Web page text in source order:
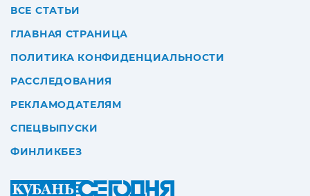
ВСЕ СТАТЬИ
ГЛАВНАЯ СТРАНИЦА
ПОЛИТИКА КОНФИДЕНЦИАЛЬНОСТИ
РАССЛЕДОВАНИЯ
РЕКЛАМОДАТЕЛЯМ
СПЕЦВЫПУСКИ
ФИНЛИКБЕЗ